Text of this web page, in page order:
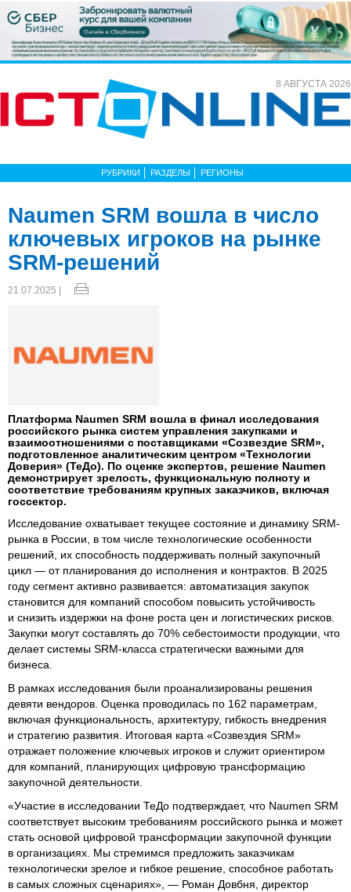
8 АВГУСТА 2026
РУБРИКИ РАЗДЕЛЫ РЕГИОНЫ
Naumen SRM вошла в число
ключевых игроков на рынке
SRM-решений
21.07.2025 |
Платформа Naumen SRM вошла в финал исследования
российского рынка систем управления закупками и
взаимоотношениями с поставщиками «Созвездие SRM»,
подготовленное аналитическим центром «Технологии
Доверия» (ТеДо). По оценке экспертов, решение Naumen
демонстрирует зрелость, функциональную полноту и
соответствие требованиям крупных заказчиков, включая
госсектор.
Исследование охватывает текущее состояние и динамику SRM-
рынка в России, в том числе технологические особенности
решений, их способность поддерживать полный закупочный
цикл — от планирования до исполнения и контрактов. В 2025
году сегмент активно развивается: автоматизация закупок
становится для компаний способом повысить устойчивость
и снизить издержки на фоне роста цен и логистических рисков.
Закупки могут составлять до 70% себестоимости продукции, что
делает системы SRM-класса стратегически важными для
бизнеса.
В рамках исследования были проанализированы решения
девяти вендоров. Оценка проводилась по 162 параметрам,
включая функциональность, архитектуру, гибкость внедрения
и стратегию развития. Итоговая карта «Созвездия SRM»
отражает положение ключевых игроков и служит ориентиром
для компаний, планирующих цифровую трансформацию
закупочной деятельности.
«Участие в исследовании ТеДо подтверждает, что Naumen SRM
соответствует высоким требованиям российского рынка и может
стать основой цифровой трансформации закупочной функции
в организациях. Мы стремимся предложить заказчикам
технологически зрелое и гибкое решение, способное работать
в самых сложных сценариях», — Роман Довбня, директор